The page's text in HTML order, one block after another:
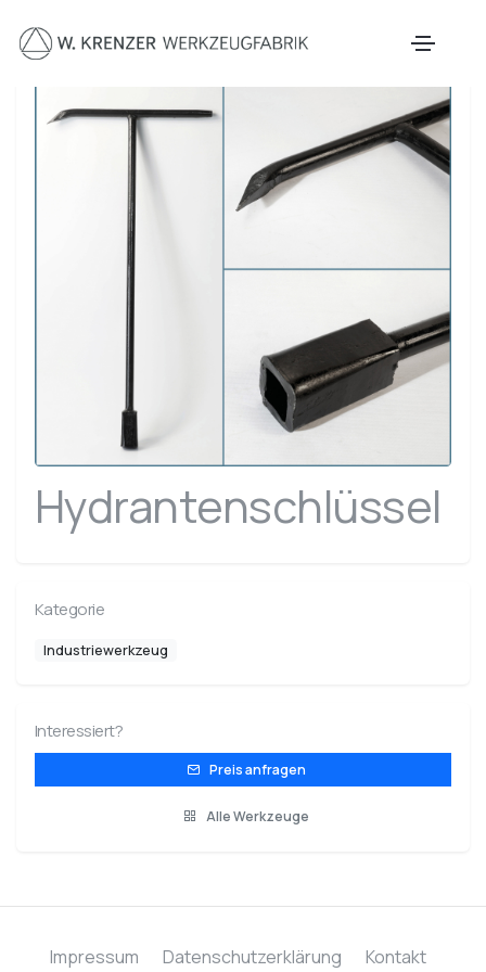
Hydrantenschlüssel
Kategorie
Industriewerkzeug
Interessiert?
Preis anfragen
Alle Werkzeuge
Impressum Datenschutzerklärung Kontakt